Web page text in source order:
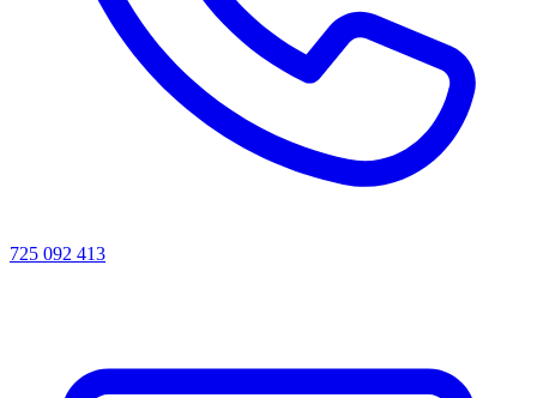
725 092 413